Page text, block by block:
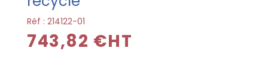
Réf : 214122-01
743,82 €HT